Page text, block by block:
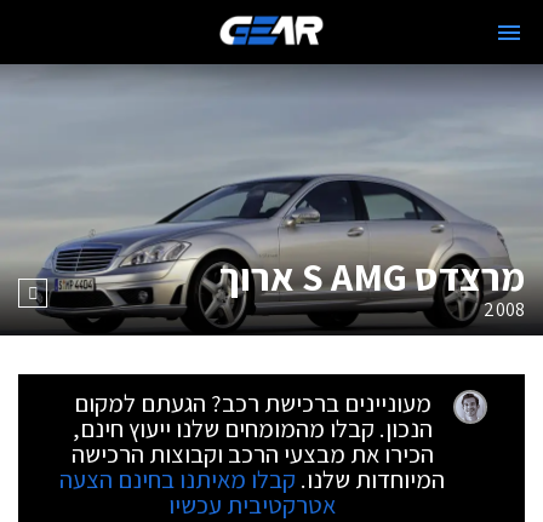
מרצדס S AMG ארוך
2008
מעוניינים ברכישת רכב? הגעתם למקום
הנכון. קבלו מהמומחים שלנו ייעוץ חינם,
הכירו את מבצעי הרכב וקבוצות הרכישה
המיוחדות שלנו. קבלו מאיתנו בחינם הצעה
אטרקטיבית עכשיו